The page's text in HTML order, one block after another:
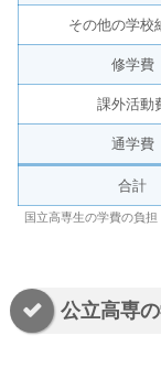
その他の学校
修学費
課外活動
通学費
合計
国立高専生の学費の負
公立高専